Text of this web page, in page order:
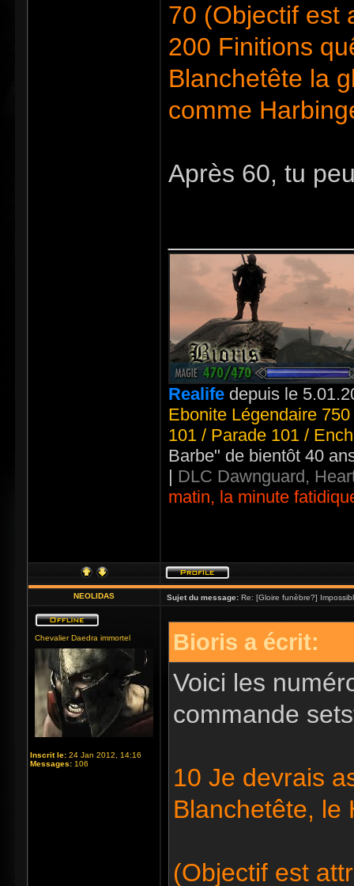
70 (Objectif est
200 Finitions
Blanchetête la
comme
Après 60, tu
Realife depuis le
Ebonite Légendaire
101 / Parade 101 /
Barbe" de bientôt 40
| DLC Dawnguard,
matin, la minute
NEOLIDAS Sujet du message: Re: [Gloire funèbre?]
Chevalier Daedra immortel
Inscrit le: 24 Jan 2012, 14:16
Messages: 106
Bioris a écrit:
Voici les
commande
10 Je devrais
Blanchetête, le
(Objectif est